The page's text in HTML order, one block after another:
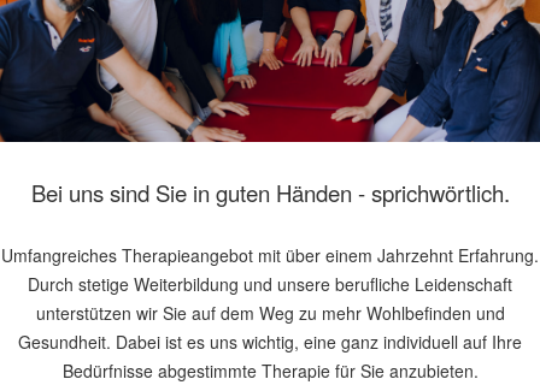
Bei uns sind Sie in guten Händen - sprichwörtlich.
Umfangreiches Therapieangebot mit über einem Jahrzehnt Erfahrung.
Durch stetige Weiterbildung und unsere berufliche Leidenschaft
unterstützen wir Sie auf dem Weg zu mehr Wohlbefinden und
Gesundheit. Dabei ist es uns wichtig, eine ganz individuell auf Ihre
Bedürfnisse abgestimmte Therapie für Sie anzubieten.